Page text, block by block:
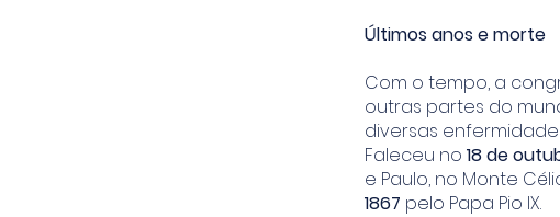
Últimos anos e morte
Com o tempo, a
outras partes do
diversas
Faleceu no 18 de
e Paulo, no Monte
1867 pelo Papa Pio IX.